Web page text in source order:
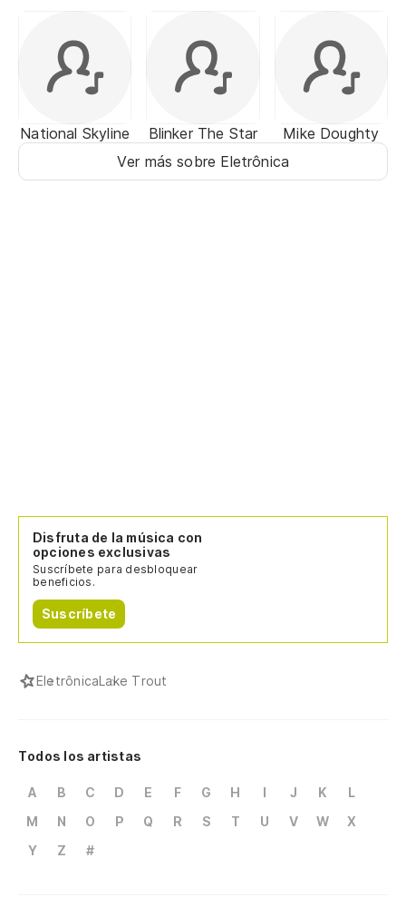
National Skyline Blinker The Star
Mike Doughty
Ver más sobre Eletrônica
Disfruta de la música con
opciones exclusivas
Suscríbete para desbloquear
beneficios.
Suscríbete
EletrônicaLake Trout
Todos los artistas
A B C D E F G H I J K
L
M
N O P Q R S T U V W
X
Y
Z #